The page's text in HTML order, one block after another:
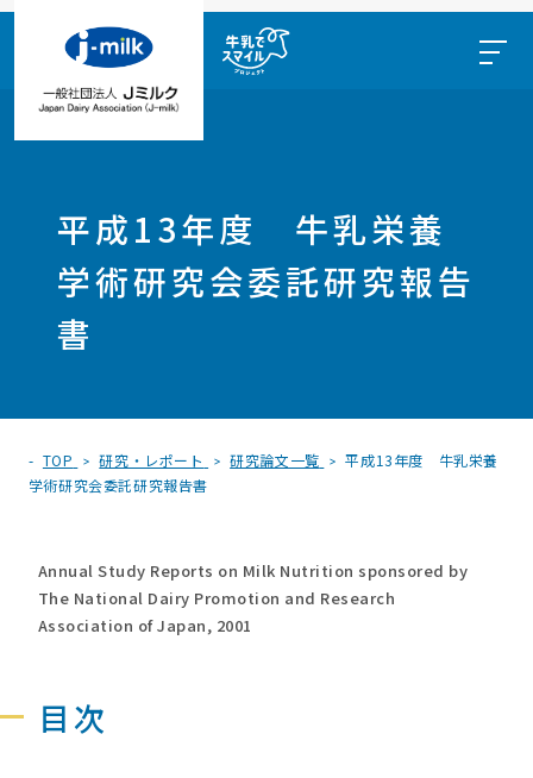
平成13年度 牛乳栄養
学術研究会委託研究報告
書
TOP 研究・レポート 研究論文一覧
平成13年度 牛乳栄養
学術研究会委託研究報告書
Annual Study Reports on Milk Nutrition sponsored by
The National Dairy Promotion and Research
Association of Japan, 2001
目次